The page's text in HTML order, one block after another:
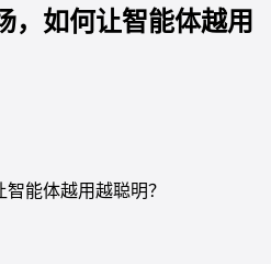
，如何让智能体越用
能体越用越聪明？